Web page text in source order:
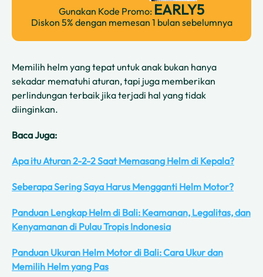
Gunakan Kode Promo: EARLY5
Diskon 5% dengan memesan 1 bulan sebelumnya
Memilih helm yang tepat untuk anak bukan hanya
sekadar mematuhi aturan, tapi juga memberikan
perlindungan terbaik jika terjadi hal yang tidak
diinginkan.
Baca Juga:
Apa itu Aturan 2-2-2 Saat Memasang Helm di Kepala?
Seberapa Sering Saya Harus Mengganti Helm Motor?
Panduan Lengkap Helm di Bali: Keamanan, Legalitas, dan
Kenyamanan di Pulau Tropis Indonesia
Panduan Ukuran Helm Motor di Bali: Cara Ukur dan
Memilih Helm yang Pas